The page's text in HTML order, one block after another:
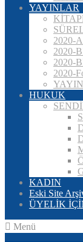
YAYINLAR
2020-
2020-
2020-
2020-
HUKUK
KADIN
Eski Site
ÜYELİK
Menü